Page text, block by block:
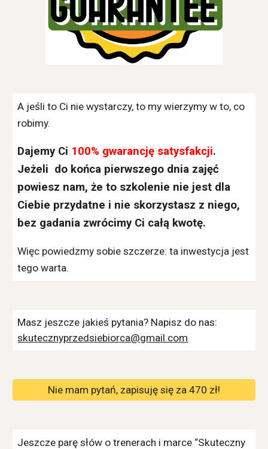
A jeśli to Ci nie wystarczy, to my wierzymy w to, co
robimy.
Dajemy Ci 100% gwarancję satysfakcji.
Jeżeli do końca pierwszego dnia zajęć
powiesz nam, że to szkolenie nie jest dla
Ciebie przydatne i nie skorzystasz z niego,
bez gadania zwrócimy Ci całą kwotę.
Więc powiedzmy sobie szczerze: ta inwestycja jest
tego warta.
Masz jeszcze jakieś pytania? Napisz do nas:
skutecznyprzedsiebiorca@gmail.com
Nie mam pytań, zapisuję się za 470 zł!
Jeszcze parę słów o trenerach i marce “Skuteczny